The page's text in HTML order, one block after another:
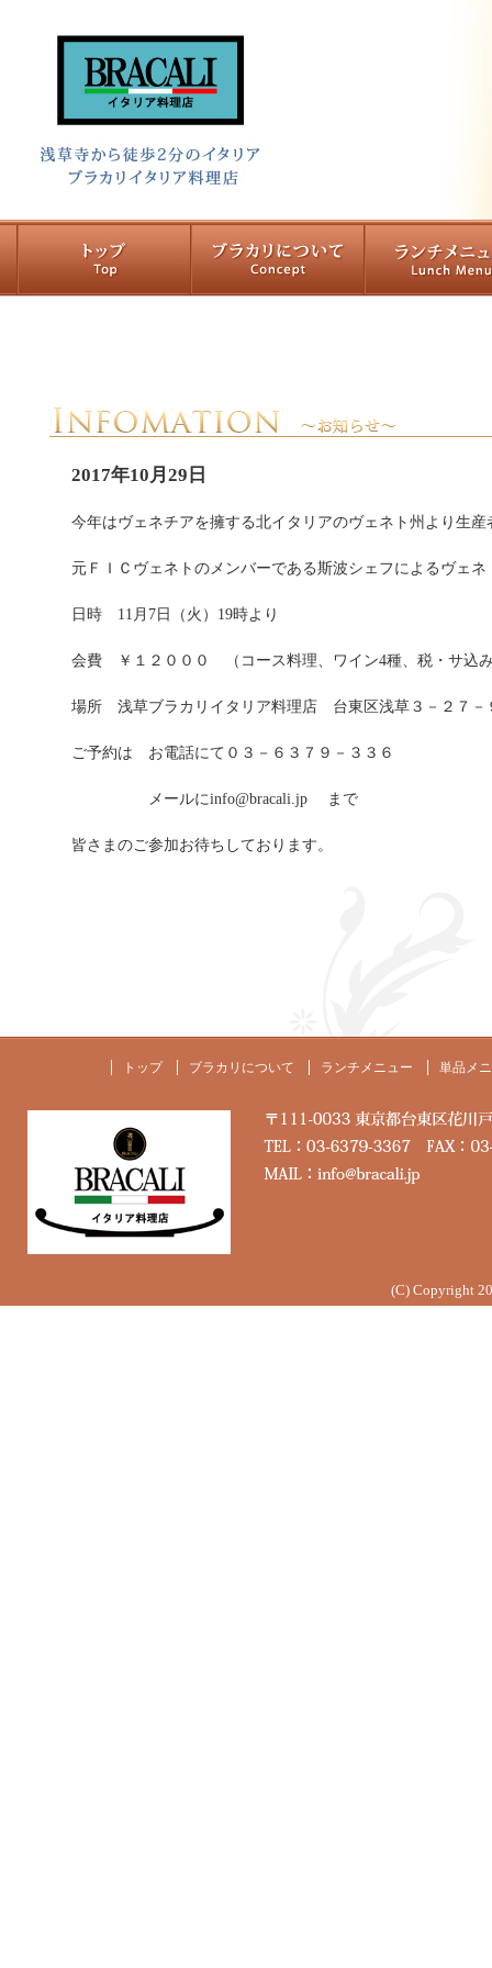
2017年10月29日
今年はヴェネチアを擁する北イタリアのヴェネト州より生
元ＦＩＣヴェネトのメンバーである斯波シェフによるヴェ
日時 11月7日（火）19時より
会費 ￥１２０００ （コース料理、ワイン4種、税・サ込
場所 浅草ブラカリイタリア料理店 台東区浅草３－２７－
ご予約は お電話にて０３－６３７９－３３６
メールにinfo@bracali.jp まで
皆さまのご参加お待ちしております。
トップ ブラカリについて ランチメニュー 単品メ
(C) Copyright